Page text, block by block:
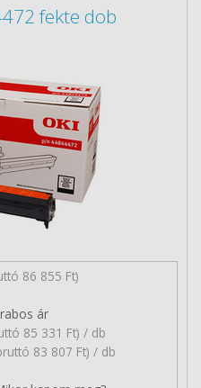
fekte dob
86 855 Ft)
ár
85 331 Ft) / db
83 807 Ft) / db